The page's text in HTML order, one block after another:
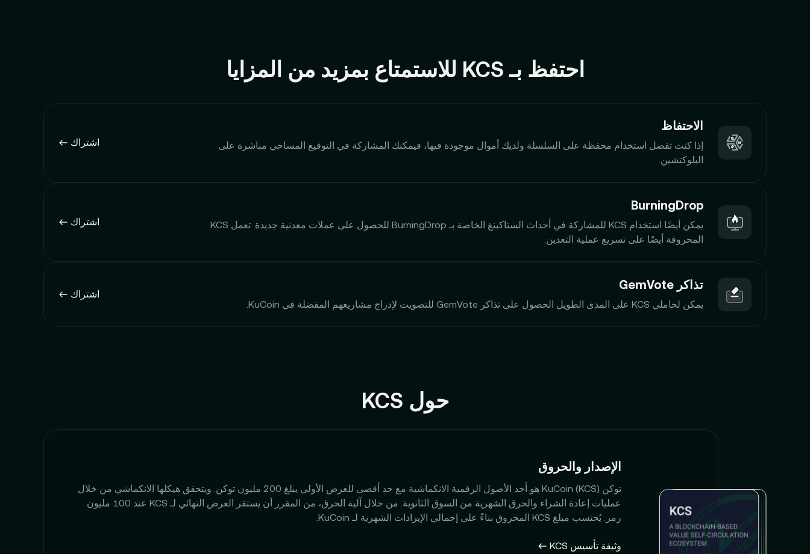
احتفظ بـ KCS للاستمتاع بمزيد من المزايا
الاحتفاظ
إذا كنت تفضل استخدام محفظة على السلسلة ولديك أموال موجودة فيها، فيمكنك المشاركة في التوقيع المساحي مباشرة على
البلوكتشين.
اشتراك
BurningDrop
يمكن أيضًا استخدام KCS للمشاركة في أحداث الستاكينغ الخاصة بـ BurningDrop للحصول على عملات معدنية جديدة. تعمل KCS
المحروقة أيضًا على تسريع عملية التعدين.
اشتراك
تذاكر GemVote
يمكن لحاملي KCS على المدى الطويل الحصول على تذاكر GemVote للتصويت لإدراج مشاريعهم المفضلة في KuCoin.
اشتراك
حول KCS
الإصدار والحروق
توكن KuCoin (KCS) هو أحد الأصول الرقمية الانكماشية مع حد أقصى للعرض الأولي يبلغ 200 مليون توكن. ويتحقق هيكلها الانكماشي من خلال
عمليات إعادة الشراء والحرق الشهرية من السوق الثانوية. من خلال آلية الحرق، من المقرر أن يستقر العرض النهائي لـ KCS عند 100 مليون
رمز. يُحتسب مبلغ KCS المحروق بناءً على إجمالي الإيرادات الشهرية لـ KuCoin.
وثيقة تأسيس KCS